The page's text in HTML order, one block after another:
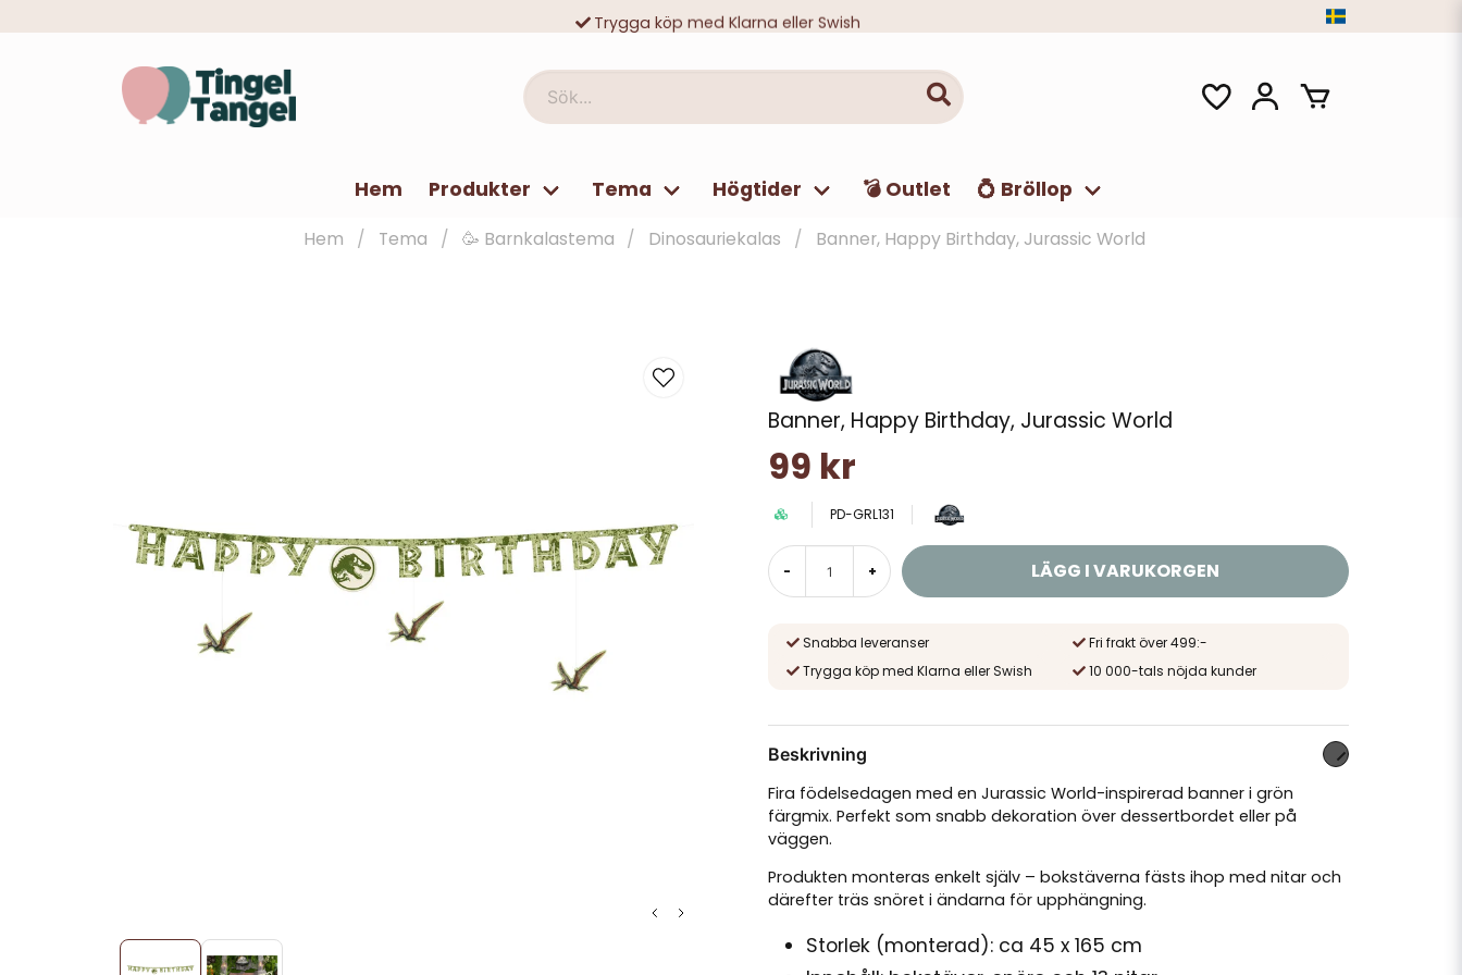
Trygga köp med Klarna eller Swish
Sök...
Hem Produkter Tema Högtider 💣 Outlet 💍 Bröllop
Hem Tema 🥳 Barnkalastema Dinosauriekalas Banner, Happy Birthday, Jurassic World
Banner, Happy Birthday, Jurassic World
99 kr
PD-GRL131
- + LÄGG I VARUKORGEN
Snabba leveranser
Fri frakt över 499:-
Trygga köp med Klarna eller Swish
10 000-tals nöjda kunder
Beskrivning
Fira födelsedagen med en Jurassic World-inspirerad banner i grön
färgmix. Perfekt som snabb dekoration över dessertbordet eller på
väggen.
Produkten monteras enkelt själv – bokstäverna fästs ihop med nitar och
därefter träs snöret i ändarna för upphängning.
Storlek (monterad): ca 45 x 165 cm